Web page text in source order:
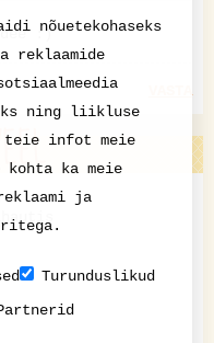
:)
nõuetekohaseks
reklaamide
ning liikluse
teie infot meie
kohta ka meie
ja
Turunduslikud